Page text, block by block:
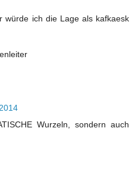
würde ich die Lage als kafkaesk
Wurzeln, sondern auch